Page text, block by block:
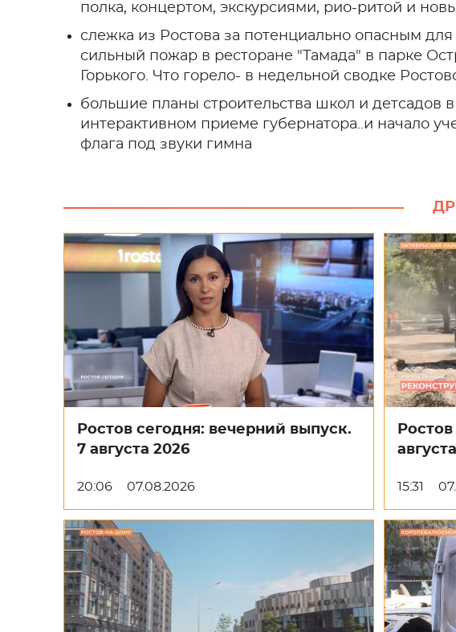
полка, концертом, экскурсиями, рио-ритой и
слежка из Ростова за потенциально опасным
сильный пожар в ресторане "Тамада" в парке
Горького. Что горело- в недельной сводке
большие планы строительства школ и детсадов
интерактивном приеме губернатора..и начало
флага под звуки гимна
Ростов сегодня: вечерний выпуск.
7 августа 2026
20:06 07.08.2026 15:31